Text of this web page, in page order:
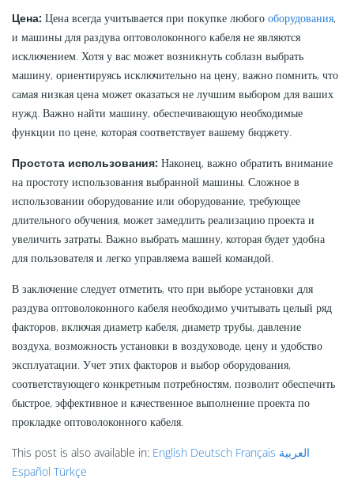
Цена: Цена всегда учитывается при покупке любого оборудования,
и машины для раздува оптоволоконного кабеля не являются
исключением. Хотя у вас может возникнуть соблазн выбрать
машину, ориентируясь исключительно на цену, важно помнить, что
самая низкая цена может оказаться не лучшим выбором для ваших
нужд. Важно найти машину, обеспечивающую необходимые
функции по цене, которая соответствует вашему бюджету.
Простота использования: Наконец, важно обратить внимание
на простоту использования выбранной машины. Сложное в
использовании оборудование или оборудование, требующее
длительного обучения, может замедлить реализацию проекта и
увеличить затраты. Важно выбрать машину, которая будет удобна
для пользователя и легко управляема вашей командой.
В заключение следует отметить, что при выборе установки для
раздува оптоволоконного кабеля необходимо учитывать целый ряд
факторов, включая диаметр кабеля, диаметр трубы, давление
воздуха, возможность установки в воздуховоде, цену и удобство
эксплуатации. Учет этих факторов и выбор оборудования,
соответствующего конкретным потребностям, позволит обеспечить
быстрое, эффективное и качественное выполнение проекта по
прокладке оптоволоконного кабеля.
This post is also available in: English Deutsch Français العربية
Español Türkçe